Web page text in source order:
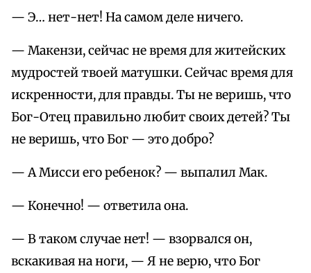
— Э… нет-нет! На самом деле ничего.
— Макензи, сейчас не время для житейских
мудростей твоей матушки. Сейчас время для
искренности, для правды. Ты не веришь, что
Бог-Отец правильно любит своих детей? Ты
не веришь, что Бог — это добро?
— А Мисси его ребенок? — выпалил Мак.
— Конечно! — ответила она.
— В таком случае нет! — взорвался он,
вскакивая на ноги, — Я не верю, что Бог